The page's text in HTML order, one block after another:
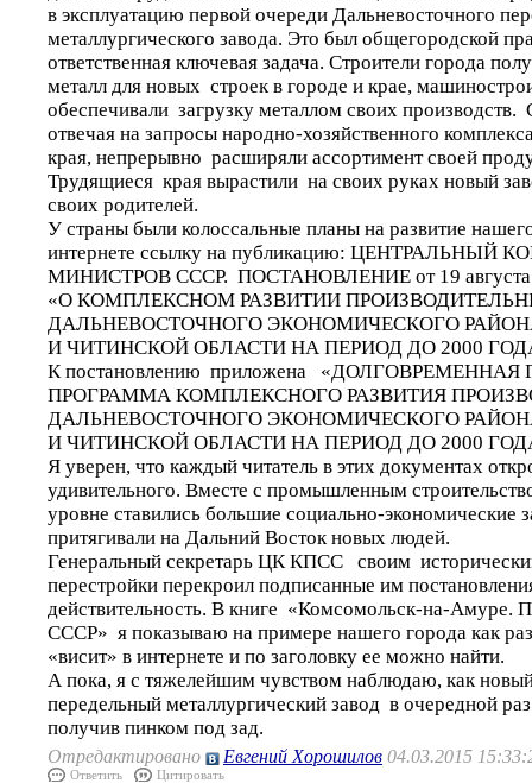
в эксплуатацию первой очереди Дальневосточного
металлургического завода. Это был общегородской
ответственная ключевая задача. Строители города
металл для новых строек в городе и крае,
обеспечивали загрузку металлом своих производств.
отвечая на запросы народно-хозяйственного
края, непрерывно расширяли ассортимент своей
Трудящиеся края вырастили на своих руках новый
своих родителей.
У страны были колоссальные планы на развитие
интернете ссылку на публикацию: ЦЕНТРАЛЬНЫЙ
МИНИСТРОВ СССР. ПОСТАНОВЛЕНИЕ от 19 августа
«О КОМПЛЕКСНОМ РАЗВИТИИ
ДАЛЬНЕВОСТОЧНОГО ЭКОНОМИЧЕСКОГО
И ЧИТИНСКОЙ ОБЛАСТИ НА ПЕРИОД ДО 2000
К постановлению приложена
ПРОГРАММА КОМПЛЕКСНОГО РАЗВИТИЯ
ДАЛЬНЕВОСТОЧНОГО ЭКОНОМИЧЕСКОГО
И ЧИТИНСКОЙ ОБЛАСТИ НА ПЕРИОД ДО 2000
Я уверен, что каждый читатель в этих документах
удивительного. Вместе с промышленным
уровне ставились большие социально-экономические
притягивали на Дальний Восток новых людей.
Генеральный секретарь ЦК КПСС своим
перестройки перекроил подписанные им
действительность. В книге «Комсомольск-на-Амуре.
СССР» я показываю на примере нашего города как
«висит» в интернете и по заголовку ее можно найти.
А пока, я с тяжелейшим чувством наблюдаю, как
передельный металлургический завод в очередной
получив пинком под зад.
Отредактировано Евгений Хорошилов 04.03.2015
Ответить Цитировать